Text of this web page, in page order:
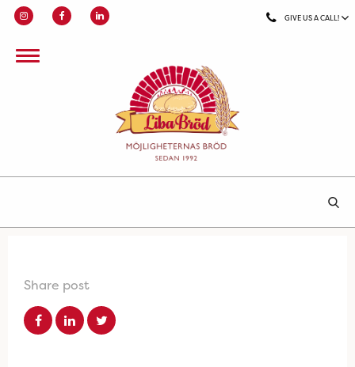
GIVE US A CALL!
Share post